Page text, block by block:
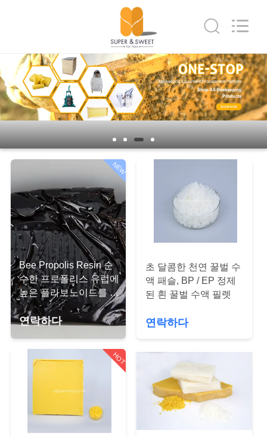
가
정
제
품
저
희
에
관
하
여
Rights
Reserved.
Developed
by
ECER
NEW
Bee Propolis Resin 순
수한 프로폴리스 유럽에
높은 플라보노이드를 추
출
연락하다
초 달콤한 천연 꿀벌 수
액 패슬, BP / EP 정제
된 흰 꿀벌 수액 필렛
연락하다
HOT